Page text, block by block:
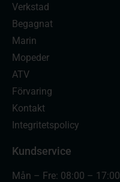
Verkstad
Begagnat
Marin
Mopeder
ATV
Förvaring
Kontakt
Integritetspolicy
Kundservice
Mån – Fre: 08:00 – 17:00